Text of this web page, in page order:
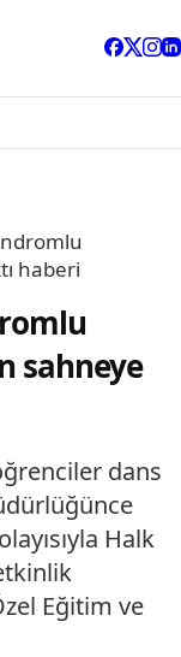
haberi
sahneye
dans
Halk
Eğitim ve